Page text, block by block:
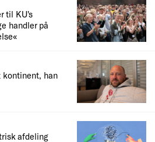
til KU's
handler på
han
afdeling